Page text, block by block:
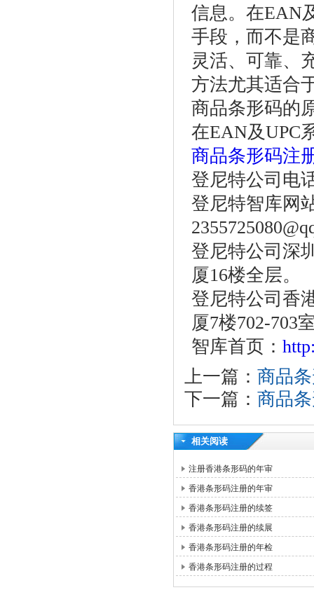
信息。在EAN
手段，而不是
灵活、可靠、
方法尤其适合
商品条形码的
在EAN及UPC
商品条形码注
登尼特公司电
登尼特智库网
登尼特公司深
厦16楼全层。
登尼特公司香
厦7楼702-703
智库首页：
上一篇： 商品
下一篇： 商品
相关阅读
注册香港条形码的年审
香港条形码注册的年审
香港条形码注册的续签
香港条形码注册的续展
香港条形码注册的年检
香港条形码注册的过程